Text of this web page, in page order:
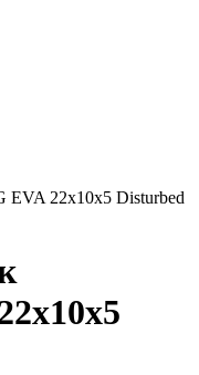
EVA 22х10х5 Disturbed